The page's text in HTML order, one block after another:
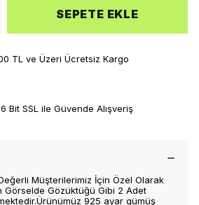
SEPETE EKLE
TL ve Üzeri Ücretsiz Kargo
Bit SSL ile Güvende Alışveriş
Müşterilerimiz İçin Özel Olarak
Görselde Gözüktüğü Gibi 2 Adet
925 ayar gümüş